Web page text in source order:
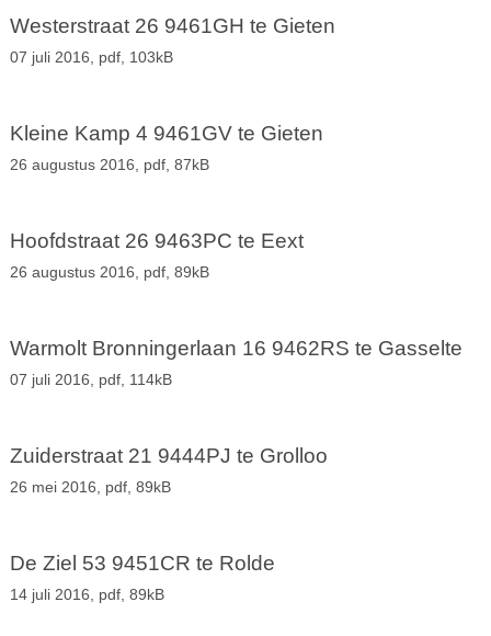
Westerstraat 26 9461GH te Gieten
07 juli 2016, pdf, 103kB
Kleine Kamp 4 9461GV te Gieten
26 augustus 2016, pdf, 87kB
Hoofdstraat 26 9463PC te Eext
26 augustus 2016, pdf, 89kB
Warmolt Bronningerlaan 16 9462RS te Gasselte
07 juli 2016, pdf, 114kB
Zuiderstraat 21 9444PJ te Grolloo
26 mei 2016, pdf, 89kB
De Ziel 53 9451CR te Rolde
14 juli 2016, pdf, 89kB